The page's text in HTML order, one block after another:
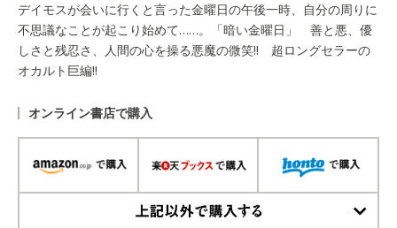
デイモスが会いに行くと言った金曜日の午後一時、自分の周りに
不思議なことが起こり始めて……。「暗い金曜日」 善と悪、優
しさと残忍さ、人間の心を操る悪魔の微笑!! 超ロングセラーの
オカルト巨編!!
オンライン書店で購入